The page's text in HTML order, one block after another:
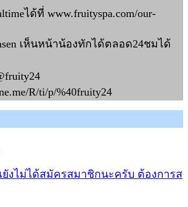
ได้ที่ www.fruityspa.com/our-
เห็นหน้าน้องทักได้ตลอด24ชมได้
R/ti/p/%40fruity24
งไม่ได้สมัครสมาชิกนะครับ ต้องการส